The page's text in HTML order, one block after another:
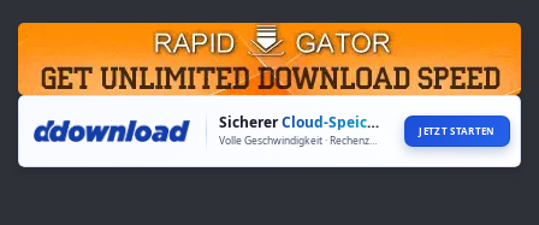
SichererCloud-Speicher JETZT STARTEN